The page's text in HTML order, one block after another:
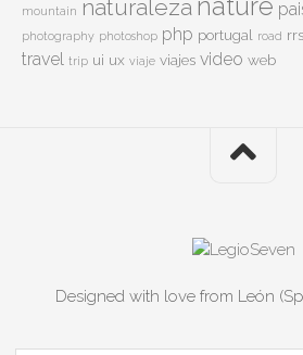
mountain naturaleza nature
photography photoshop php portugal road
travel trip ui ux viaje viajes video web
Designed with love from León